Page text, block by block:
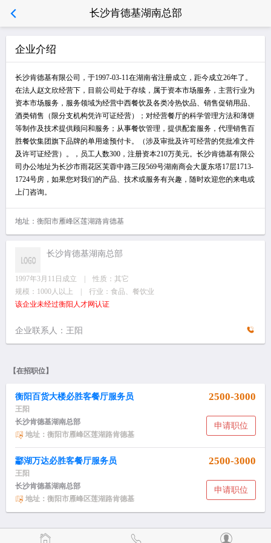
长沙肯德基湖南总部
企业介绍
长沙肯德基有限公司，于1997-03-11在湖南省注册成立，距今成立26年了。
在法人赵文欣经营下，目前公司处于存续，属于资本市场服务，主营行业为
资本市场服务，服务领域为经营中西餐饮及各类冷热饮品、销售促销用品、
酒类销售（限分支机构凭许可证经营）；对经营餐厅的科学管理方法和薄饼
等制作及技术提供顾问和服务；从事餐饮管理，提供配套服务，代理销售百
胜餐饮集团旗下品牌的单用途预付卡。（涉及审批及许可经营的凭批准文件
及许可证经营）。，员工人数300，注册资本210万美元。长沙肯德基有限公
司办公地址为长沙市雨花区芙蓉中路三段569号湖南商会大厦东塔17层1713-
1724号房，如果您对我们的产品、技术或服务有兴趣，随时欢迎您的来电或
上门咨询。
地址：衡阳市雁峰区莲湖路肯德基
长沙肯德基湖南总部
1997年3月11日成立 | 性质：其它
规模：1000人以上 | 行业：食品、餐饮业
该企业未经过衡阳人才网认证
企业联系人：王阳
【在招职位】
衡阳百货大楼必胜客餐厅服务员 2500-3000
王阳
申请职位
长沙肯德基湖南总部
地址：衡阳市雁峰区莲湖路肯德基
酃湖万达必胜客餐厅服务员 2500-3000
王阳
申请职位
长沙肯德基湖南总部
地址：衡阳市雁峰区莲湖路肯德基